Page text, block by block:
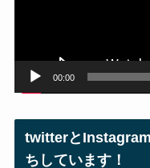
00:00
twitterと
ちしています！